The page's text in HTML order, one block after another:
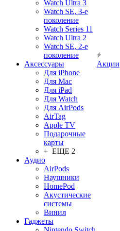
Watch Ultra 3
Watch SE, 3-е
поколение
Watch Series 11
Watch Ultra 2
Watch SE, 2-е
поколение
Аксессуары
Для iPhone
Для Mac
Для iPad
Для Watch
Для AirPods
AirTag
Apple TV
Подарочные
карты
+ ЕЩЕ 2
Аудио
AirPods
Наушники
HomePod
Акустические
системы
Винил
Гаджеты
Акции